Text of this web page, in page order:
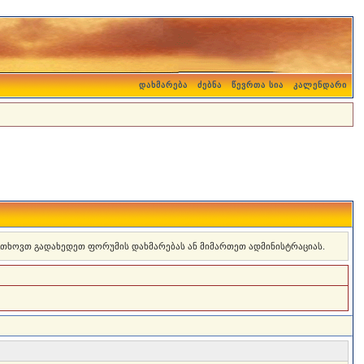
დახმარება ძებნა წევრთა სია კალენდარი
გადახედეთ ფორუმის დახმარებას ან მიმართეთ ადმინისტრაციას.